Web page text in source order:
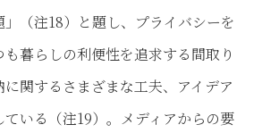
」（注18）と題し、プライバシーを
暮らしの利便性を追求する間取り
に関するさまざまな工夫、アイデア
ている（注19）。メディアからの要